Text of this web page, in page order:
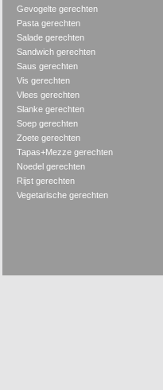
Gevogelte gerechten
Pasta gerechten
Salade gerechten
Sandwich gerechten
Saus gerechten
Vis gerechten
Vlees gerechten
Slanke gerechten
Soep gerechten
Zoete gerechten
Tapas+Mezze gerechten
Noedel gerechten
Rijst gerechten
Vegetarische gerechten